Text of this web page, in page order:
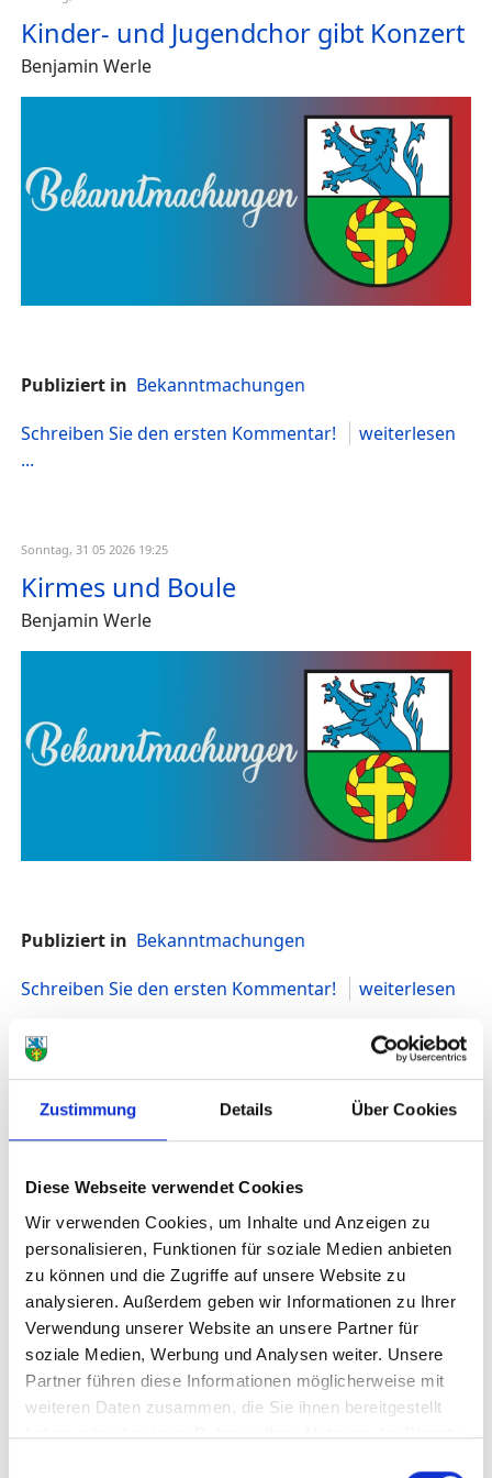
Zustimmung Details Über Cookies
Diese Webseite verwendet Cookies
Wir verwenden Cookies, um Inhalte und Anzeigen zu
personalisieren, Funktionen für soziale Medien anbieten
zu können und die Zugriffe auf unsere Website zu
analysieren. Außerdem geben wir Informationen zu Ihrer
Verwendung unserer Website an unsere Partner für
soziale Medien, Werbung und Analysen weiter. Unsere
Partner führen diese Informationen möglicherweise mit
weiteren Daten zusammen, die Sie ihnen bereitgestellt
haben oder die sie im Rahmen Ihrer Nutzung der Dienste
Kinder- und Jugendchor gibt Konzert
Benjamin Werle
Publiziert in Bekanntmachungen
Schreiben Sie den ersten Kommentar!
weiterlesen
...
Sonntag, 31 05 2026 19:25
Kirmes und Boule
Benjamin Werle
Publiziert in Bekanntmachungen
Schreiben Sie den ersten Kommentar!
weiterlesen
Sonntag, 31 05 2026 19:20
Ratssitzung 9. Juni
Benjamin Werle